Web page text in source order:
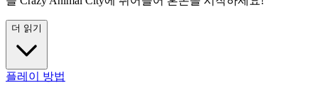
더 읽기
플레이 방법